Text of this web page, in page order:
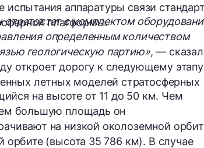
аппаратуры связи
платформы.
с комплектом
определенным количеством
геологическую партию», — сказал
откроет дорогу к следующему этапу
летных моделей стратосферных
на высоте от 11 до 50 км. Чем
большую площадь он
на низкой околоземной
орбите (высота 35 786 км). В случае